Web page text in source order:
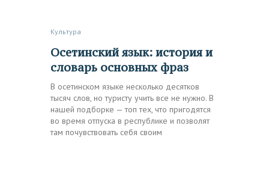
Культура
Осетинский язык: история и
словарь основных фраз
В осетинском языке несколько десятков
тысяч слов, но туристу учить все не нужно. В
нашей подборке — топ тех, что пригодятся
во время отпуска в республике и позволят
там почувствовать себя своим